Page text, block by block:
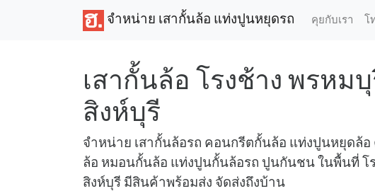
จำหน่าย เสากั้นล้อ แท่งปูนหยุดรถ คุยกับเรา โ
เสากั้นล้อ โรงช้าง พรหม
สิงห์บุรี
จำหน่าย เสากั้นล้อรถ คอนกรีตกั้นล้อ แท่งปูนหยุดล้
ล้อ หมอนกั้นล้อ แท่งปูนกั้นล้อรถ ปูนกันชน ในพื้นที่ โ
สิงห์บุรี มีสินค้าพร้อมส่ง จัดส่งถึงบ้าน